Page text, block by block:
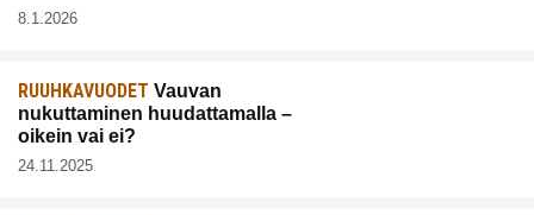
8.1.2026
RUUHKAVUODET Vauvan
nukuttaminen huudattamalla –
oikein vai ei?
24.11.2025